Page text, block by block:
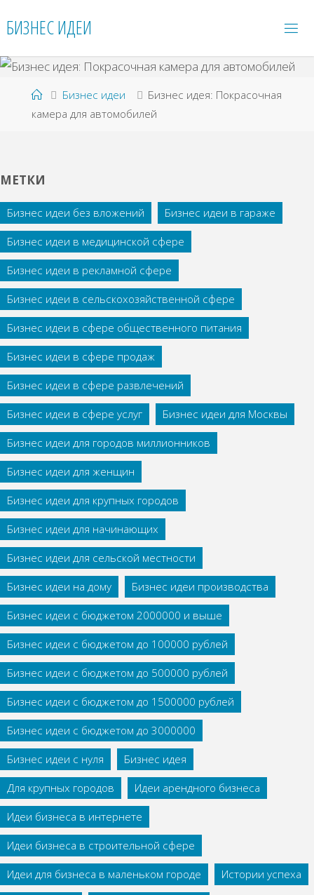
БИЗНЕС ИДЕИ
ГлавнаяБизнес идеи
Бизнес идея: Покрасочная
камера для автомобилей
МЕТКИ
Бизнес идеи без вложений
Бизнес идеи в гараже
Бизнес идеи в медицинской сфере
Бизнес идеи в рекламной сфере
Бизнес идеи в сельскохозяйственной сфере
Бизнес идеи в сфере общественного питания
Бизнес идеи в сфере продаж
Бизнес идеи в сфере развлечений
Бизнес идеи в сфере услуг
Бизнес идеи для Москвы
Бизнес идеи для городов миллионников
Бизнес идеи для женщин
Бизнес идеи для крупных городов
Бизнес идеи для начинающих
Бизнес идеи для сельской местности
Бизнес идеи на дому
Бизнес идеи производства
Бизнес идеи с бюджетом 2000000 и выше
Бизнес идеи с бюджетом до 100000 рублей
Бизнес идеи с бюджетом до 500000 рублей
Бизнес идеи с бюджетом до 1500000 рублей
Бизнес идеи с бюджетом до 3000000
Бизнес идеи с нуля
Бизнес идея
Для крупных городов
Идеи арендного бизнеса
Идеи бизнеса в интернете
Идеи бизнеса в строительной сфере
Идеи для бизнеса в маленьком городе
Истории успеха